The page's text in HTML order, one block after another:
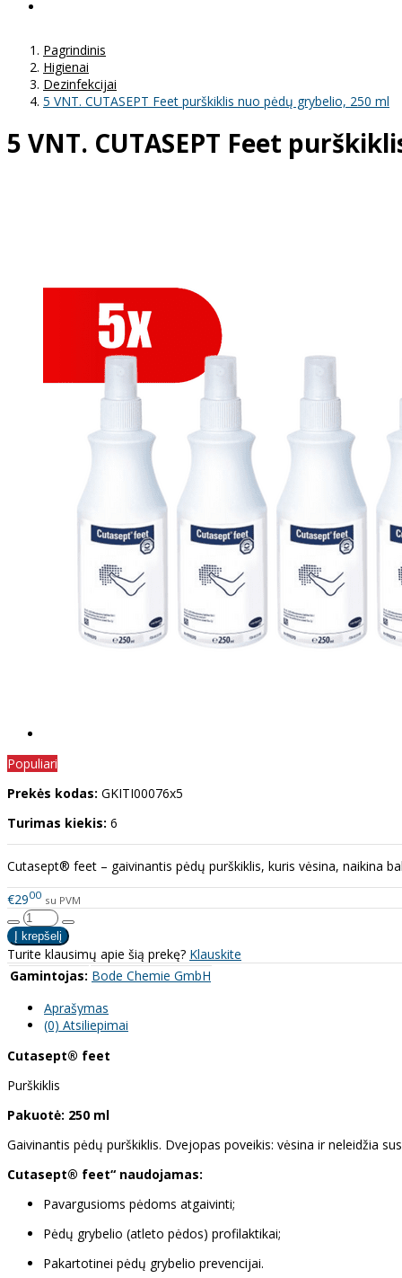
Pagrindinis
Higienai
Dezinfekcijai
5 VNT. CUTASEPT Feet purškiklis nuo pėdų grybelio, 250 ml
5 VNT. CUTASEPT Feet
Populiari
Prekės kodas: GKITI00076x5
Turimas kiekis: 6
Cutasept® feet – gaivinantis pėdų purškiklis, kuris vėsina, naikina
€2900 su PVM
Turite klausimų apie šią prekę? Klauskite
Gamintojas: Bode Chemie GmbH
Aprašymas
(0) Atsiliepimai
Cutasept® feet
Purškiklis
Pakuotė: 250 ml
Gaivinantis pėdų purškiklis. Dvejopas poveikis: vėsina ir neleidžia
Cutasept® feet“ naudojamas:
Pavargusioms pėdoms atgaivinti;
Pėdų grybelio (atleto pėdos) profilaktikai;
Pakartotinei pėdų grybelio prevencijai.